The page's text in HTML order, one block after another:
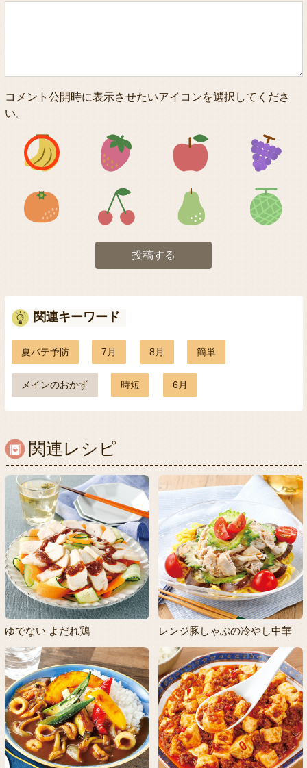
コメント公開時に表示させたいアイコンを選択してくださ
い。
アイコン1 アイコン2 アイコン3
アイコン5 アイコン6 アイコン7
投稿する
関連キーワード
夏バテ予防 7月 8月 簡単
メインのおかず 時短 6月
関連レシピ
ゆでない よだれ鶏 レンジ豚しゃぶの冷やし中華